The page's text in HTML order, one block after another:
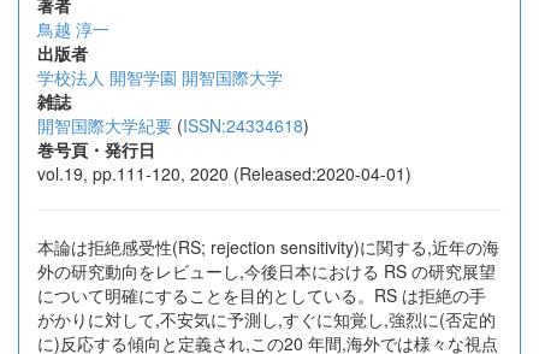
著者
鳥越 淳一
出版者
学校法人 開智学園 開智国際大学
雑誌
開智国際大学紀要 (ISSN:24334618)
巻号頁・発行日
vol.19, pp.111-120, 2020 (Released:2020-04-01)
本論は拒絶感受性(RS; rejection sensitivity)に関する,近年の海
外の研究動向をレビューし,今後日本における RS の研究展望
について明確にすることを目的としている。RS は拒絶の手
がかりに対して,不安気に予測し,すぐに知覚し,強烈に(否定的
に)反応する傾向と定義され,この20 年間,海外では様々な視点